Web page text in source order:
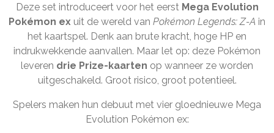
Deze set introduceert voor het eerst Mega Evolution
Pokémon ex uit de wereld van Pokémon Legends: Z-A in
het kaartspel. Denk aan brute kracht, hoge HP en
indrukwekkende aanvallen. Maar let op: deze Pokémon
leveren drie Prize-kaarten op wanneer ze worden
uitgeschakeld. Groot risico, groot potentieel.
Spelers maken hun debuut met vier gloednieuwe Mega
Evolution Pokémon ex: